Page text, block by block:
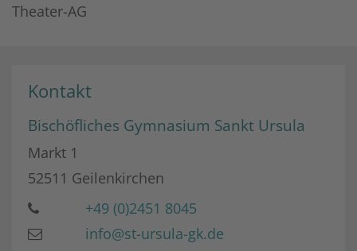
Theater-AG
Kontakt
Bischöfliches Gymnasium Sankt Ursula
Markt 1
52511 Geilenkirchen
+49 (0)2451 8045
info@st-ursula-gk.de